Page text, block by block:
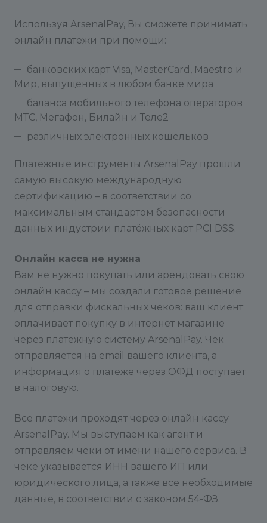
Используя ArsenalPay, Вы сможете принимать
онлайн платежи при помощи:
банковских карт Visa, MasterCard, Maestro и
Мир, выпущенных в любом банке мира
баланса мобильного телефона операторов
МТС, Мегафон, Билайн и Теле2
различных электронных кошельков
Платежные инструменты ArsenalPay прошли
самую высокую международную
сертификацию – в соответствии со
максимальным стандартом безопасности
данных индустрии платёжных карт PCI DSS.
Онлайн касса не нужна
Вам не нужно покупать или арендовать свою
онлайн кассу – мы создали готовое решение
для отправки фискальных чеков: ваш клиент
оплачивает покупку в интернет магазине
через платежную систему ArsenalPay. Чек
отправляется на email вашего клиента, а
информация о платеже через ОФД поступает
в налоговую.
Все платежи проходят через онлайн кассу
ArsenalPay. Мы выступаем как агент и
отправляем чеки от имени нашего сервиса. В
чеке указывается ИНН вашего ИП или
юридического лица, а также все необходимые
данные, в соответствии с законом 54-ФЗ.